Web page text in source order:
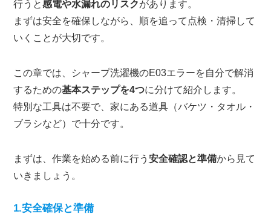
行うと感電や水漏れのリスクがあります。
まずは安全を確保しながら、順を追って点検・清掃して
いくことが大切です。
この章では、シャープ洗濯機のE03エラーを自分で解消
するための基本ステップを4つに分けて紹介します。
特別な工具は不要で、家にある道具（バケツ・タオル・
ブラシなど）で十分です。
まずは、作業を始める前に行う安全確認と準備から見て
いきましょう。
1.安全確保と準備